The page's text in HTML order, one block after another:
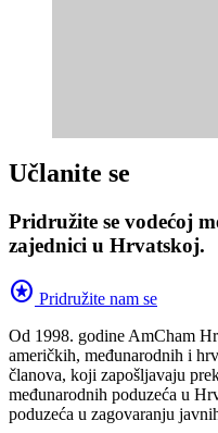
Učlanite se
Pridružite se vodećoj
zajednici u Hrvatskoj.
stars Pridružite nam se
Od 1998. godine AmCham
američkih, međunarodnih i
članova, koji zapošljavaju
međunarodnih poduzeća u
poduzeća u zagovaranju